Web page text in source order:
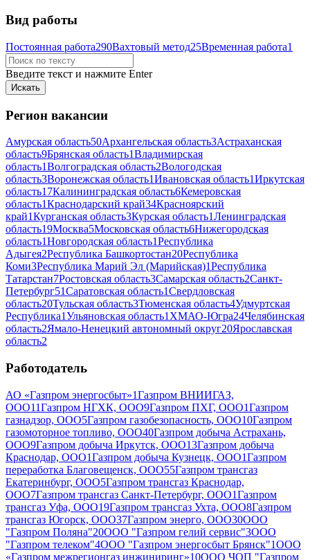
Вид работы
Постоянная работа290Вахтовый метод25Временная работа1
Введите текст и нажмите Enter
Регион вакансии
Амурская область50Архангельская область3Астраханская
область9Брянская область1Владимирская
область1Волгоградская область2Вологодская
область3Воронежская область1Ивановская область1Иркутская
область17Калининградская область6Кемеровская
область1Краснодарский край34Красноярский
край1Курганская область3Курская область1Ленинградская
область19Москва5Московская область6Нижегородская
область1Новгородская область1Республика
Адыгея2Республика Башкортостан20Республика
Коми3Республика Марий Эл (Марийская)1Республика
Татарстан7Ростовская область3Самарская область2Санкт-
Петербург51Саратовская область1Свердловская
область20Тульская область3Тюменская область4Удмуртская
Республика1Ульяновская область1 ХМАО-Югра24Челябинская
область2Ямало-Ненецкий автономный округ20Ярославская
область2
Работодатель
АО «Газпром энергосбыт»1Газпром ВНИИГАЗ,
ООО11Газпром НГХК, ООО9Газпром ПХГ, ООО1Газпром
газнадзор, ООО5Газпром газобезопасность, ООО10Газпром
газомоторное топливо, ООО40Газпром добыча Астрахань,
ООО9Газпром добыча Иркутск, ООО13Газпром добыча
Краснодар, ООО1Газпром добыча Кузнецк, ООО1Газпром
переработка Благовещенск, ООО55Газпром трансгаз
Екатеринбург, ООО5Газпром трансгаз Краснодар,
ООО7Газпром трансгаз Санкт-Петербург, ООО1Газпром
трансгаз Уфа, ООО19Газпром трансгаз Ухта, ООО8Газпром
трансгаз Югорск, ООО37Газпром энерго, ООО30ООО
"Газпром Поляна"20ООО "Газпром гелий сервис"3ООО
"Газпром телеком"4ООО "Газпром энергосбыт Брянск"1ООО
«Газпром межрегионгаз инжиниринг»10ООО ЧОП "Газпром